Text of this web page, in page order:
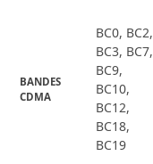
BANDES
CDMA
BC0, BC2,
BC3, BC7,
BC9,
BC10,
BC12,
BC18,
BC19